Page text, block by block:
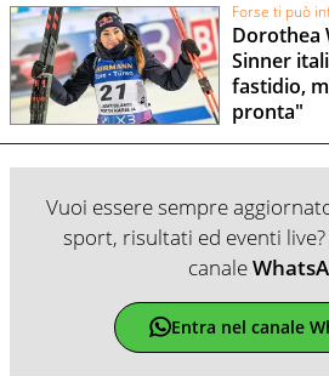
Forse ti può
Dorothea
Sinner
fastidio,
pronta"
Vuoi essere sempre
sport, risultati ed eventi
canale
Entra nel canale